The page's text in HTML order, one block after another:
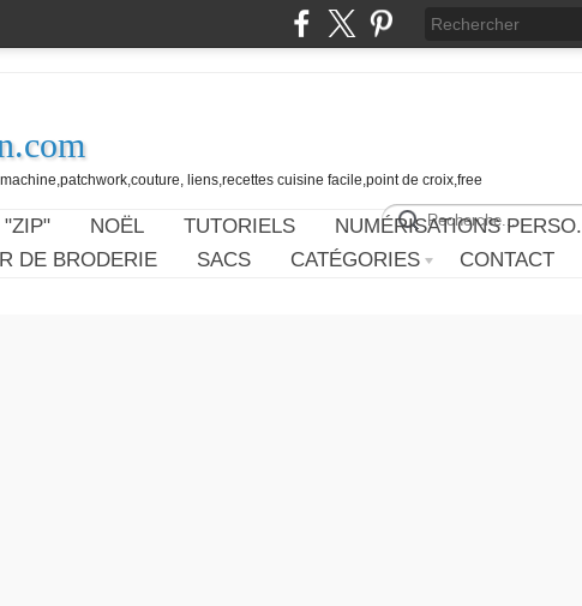
liens,recettes cuisine facile,point de croix,free
"ZIP" NOËL TUTORIELS NUMÉRISATIONS PERSO.
DE BRODERIE
SACS CATÉGORIES CONTACT